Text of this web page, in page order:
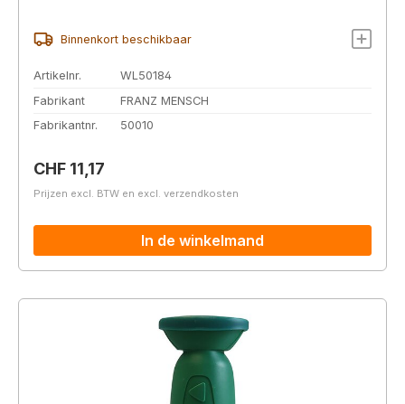
Binnenkort beschikbaar
Artikelnr.
WL50184
Fabrikant
FRANZ MENSCH
Fabrikantnr.
50010
Normale prijs:
CHF 11,17
Prijzen excl. BTW en excl. verzendkosten
In de winkelmand